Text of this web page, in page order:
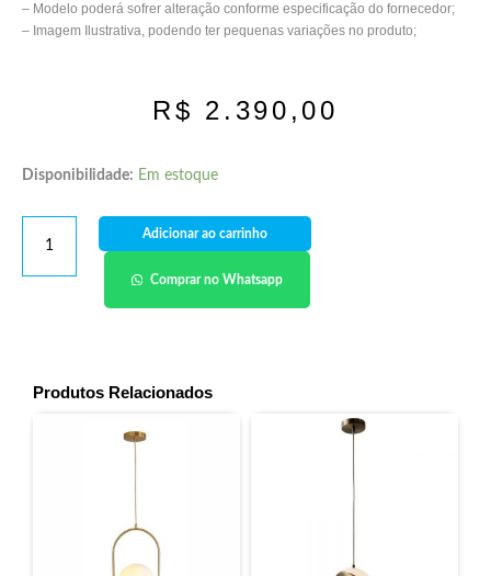
– Modelo poderá sofrer alteração conforme especificação do fornecedor;
– Imagem Ilustrativa, podendo ter pequenas variações no produto;
R$ 2.390,00
Disponibilidade: Em estoque
Adicionar ao carrinho
Comprar no Whatsapp
Produtos Relacionados